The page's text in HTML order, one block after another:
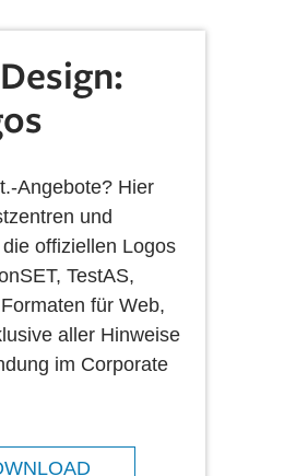
Angebote? Hier
und
offiziellen Logos
TestAS,
für Web,
aller Hinweise
im Corporate